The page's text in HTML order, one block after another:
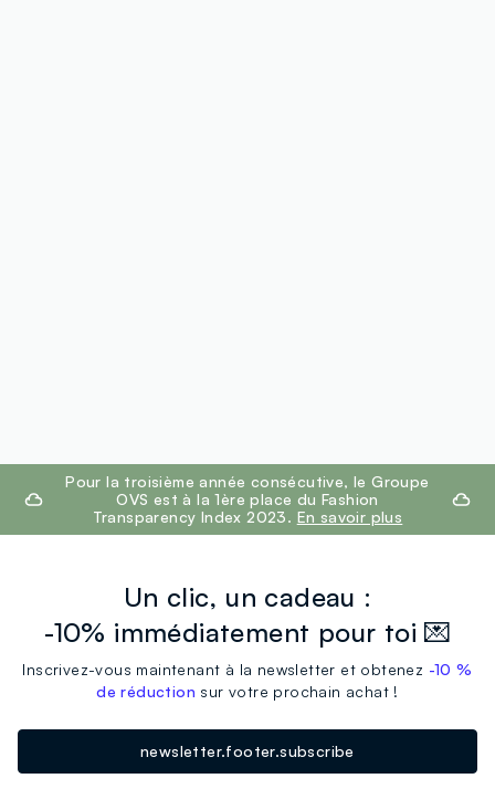
footer.ariatitlePour la troisième année consécutive, le Groupe
OVS est à la 1ère place du Fashion
Transparency Index 2023. En savoir plus
Un clic, un cadeau :
-10% immédiatement pour toi 💌
Inscrivez-vous maintenant à la newsletter et obtenez -10 %
de réduction sur votre prochain achat !
newsletter.footer.subscribe